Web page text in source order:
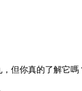
但你真的了解它嗎